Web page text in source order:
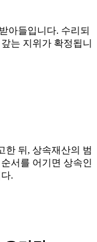
아들입니다. 수리되
는 지위가 확정됩니
한 뒤, 상속재산의 범
서를 어기면 상속인
.